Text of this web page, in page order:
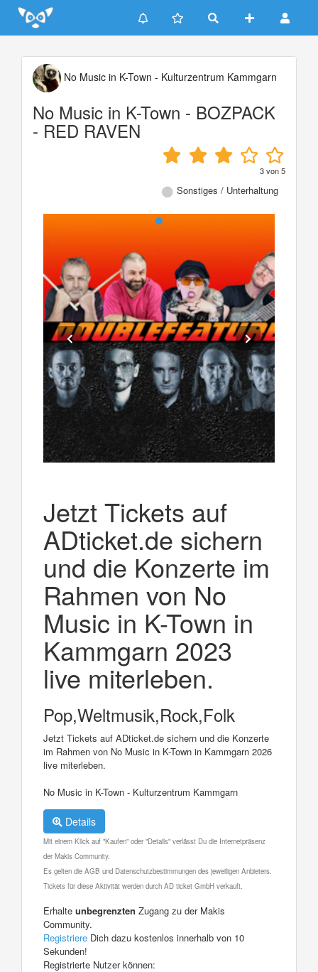
Update cookies preferences
No Music in K-Town - Kulturzentrum Kammgarn
No Music in K-Town - BOZPACK
- RED RAVEN
3von5
Sonstiges / Unterhaltung
Jetzt Tickets auf
ADticket.de sichern
und die Konzerte im
Rahmen von No
Music in K-Town in
Kammgarn 2023
live miterleben.
Pop,Weltmusik,Rock,Folk
Jetzt Tickets auf ADticket.de sichern und die Konzerte
im Rahmen von No Music in K-Town in Kammgarn 2026
live miterleben.
No Music in K-Town - Kulturzentrum Kammgarn
Details
Mit einem Klick auf "Kaufen" oder "Details" verlässt Du die Internetpräsenz
der Makis Community.
Es gelten die AGB und Datenschutzbestimmungen des jeweiligen Anbieters.
Tickets für diese Aktivität werden durch AD ticket GmbH verkauft.
Erhalte unbegrenzten Zugang zu der Makis
Community.
Registriere Dich dazu kostenlos innerhalb von 10
Sekunden!
Registrierte Nutzer können: